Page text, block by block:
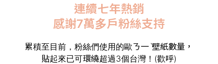
連續七年熱銷
感謝7萬多戶粉絲支持
累積至目前，粉絲們使用的歐ㄋ一ˋ壁紙數量，
貼起來已可環繞超過3個台灣！(歡呼)